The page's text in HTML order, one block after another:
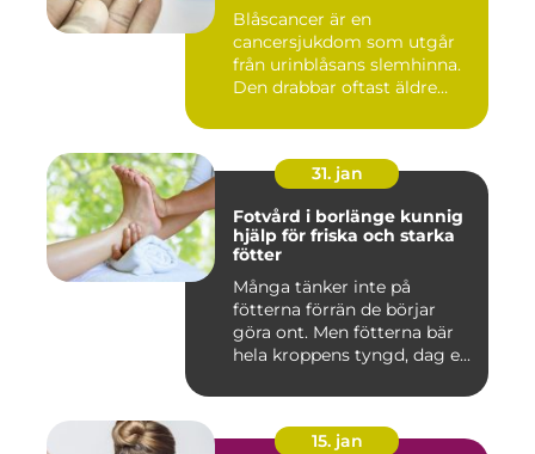
Blåscancer är en
cancersjukdom som utgår
från urinblåsans slemhinna.
Den drabbar oftast äldre
31. jan
Fotvård i borlänge kunnig
hjälp för friska och starka
fötter
Många tänker inte på
fötterna förrän de börjar
göra ont. Men fötterna bär
hela kroppens tyngd, dag e...
15. jan